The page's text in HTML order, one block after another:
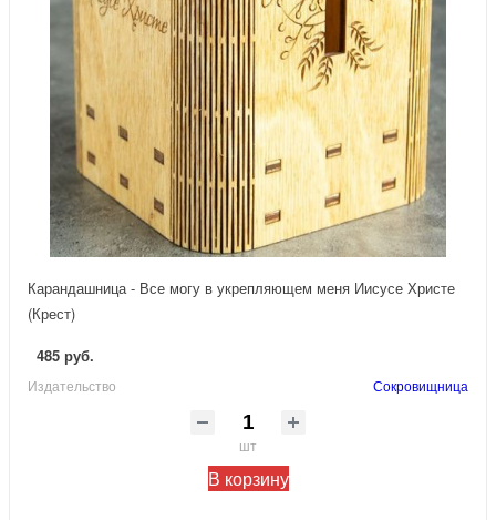
Карандашница - Все могу в укрепляющем меня Иисусе Христе
(Крест)
485 руб.
Издательство Сокровищница
шт
В корзину